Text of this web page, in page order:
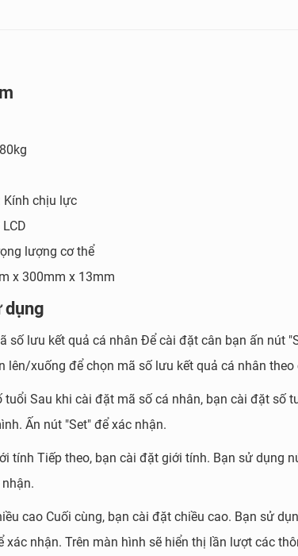
Kính chịu lực
lượng cơ thể
x 300mm x 13mm
dụng
số lưu kết quả cá nhân Để cài đặt cân bạn ấn nút
lên/xuống để chọn mã số lưu kết quả cá nhân
tuổi Sau khi cài đặt mã số cá nhân, bạn cài đặt số
Ấn nút "Set" để xác nhận.
tính Tiếp theo, bạn cài đặt giới tính. Bạn sử dụng
cao Cuối cùng, bạn cài đặt chiều cao. Bạn sử
xác nhận. Trên màn hình sẽ hiển thị lần lượt các